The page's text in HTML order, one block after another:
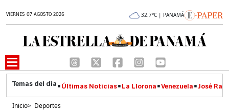
VIERNES 07 AGOSTO 2026 32.7°C | PANAMÁ
Últimas Noticias La Llorona Venezuela José
Inicio> Deportes